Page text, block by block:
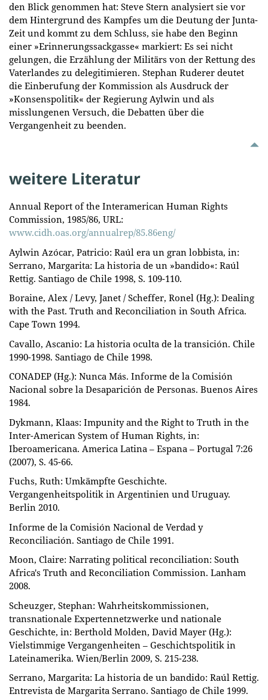
den Blick genommen hat: Steve Stern analysiert sie vor
dem Hintergrund des Kampfes um die Deutung der Junta-
Zeit und kommt zu dem Schluss, sie habe den Beginn
einer »Erinnerungssackgasse« markiert: Es sei nicht
gelungen, die Erzählung der Militärs von der Rettung des
Vaterlandes zu delegitimieren. Stephan Ruderer deutet
die Einberufung der Kommission als Ausdruck der
»Konsenspolitik« der Regierung Aylwin und als
misslungenen Versuch, die Debatten über die
Vergangenheit zu beenden.
weitere Literatur
Annual Report of the Interamerican Human Rights
Commission, 1985/86, URL:
www.cidh.oas.org/annualrep/85.86eng/
Aylwin Azócar, Patricio: Raúl era un gran lobbista, in:
Serrano, Margarita: La historia de un »bandido«: Raúl
Rettig. Santiago de Chile 1998, S. 109-110.
Boraine, Alex / Levy, Janet / Scheffer, Ronel (Hg.): Dealing
with the Past. Truth and Reconciliation in South Africa.
Cape Town 1994.
Cavallo, Ascanio: La historia oculta de la transición. Chile
1990-1998. Santiago de Chile 1998.
CONADEP (Hg.): Nunca Más. Informe de la Comisión
Nacional sobre la Desaparición de Personas. Buenos Aires
1984.
Dykmann, Klaas: Impunity and the Right to Truth in the
Inter-American System of Human Rights, in:
Iberoamericana. America Latina – Espana – Portugal 7:26
(2007), S. 45-66.
Fuchs, Ruth: Umkämpfte Geschichte.
Vergangenheitspolitik in Argentinien und Uruguay.
Berlin 2010.
Informe de la Comisión Nacional de Verdad y
Reconciliación. Santiago de Chile 1991.
Moon, Claire: Narrating political reconciliation: South
Africa's Truth and Reconciliation Commission. Lanham
2008.
Scheuzger, Stephan: Wahrheitskommissionen,
transnationale Expertennetzwerke und nationale
Geschichte, in: Berthold Molden, David Mayer (Hg.):
Vielstimmige Vergangenheiten – Geschichtspolitik in
Lateinamerika. Wien/Berlin 2009, S. 215-238.
Serrano, Margarita: La historia de un bandido: Raúl Rettig.
Entrevista de Margarita Serrano. Santiago de Chile 1999.